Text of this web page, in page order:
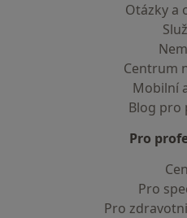
Otázky a
Centrum
Mobilní
Blog pro
Pro
Pro
Pro